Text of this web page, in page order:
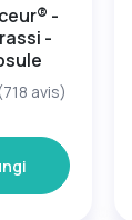
-
-
(718 avis)